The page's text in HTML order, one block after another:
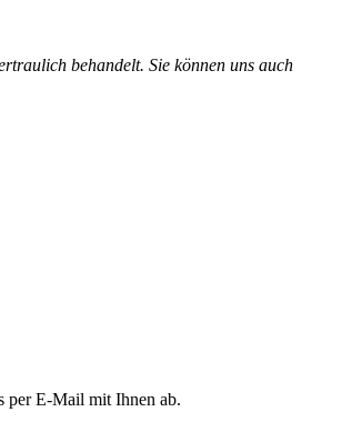
behandelt. Sie können uns auch
per E-Mail mit Ihnen ab.